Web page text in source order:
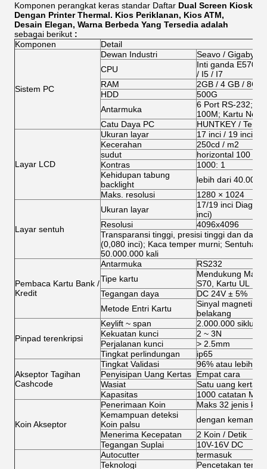
Komponen perangkat keras standar Daftar Dual Screen Kiosk
Dengan Printer Thermal. Kios Periklanan, Kios ATM,
Desain Elegan, Warna Berbeda Yang Tersedia adalah
sebagai berikut :
Komponen
Detail
Sistem PC
Dewan Industri
Seavo / Gigabyte
CPU
Inti ganda E5700
/ I5 / I7
RAM
2GB / 4 GB / 8GB
HDD
500G
Antarmuka
6 Port RS-232; 1
100M; Kartu Net
Catu Daya PC
HUNTKEY /
Layar LCD
Ukuran layar
17 inci / 19 inci
Kecerahan
250cd / m2
sudut
horizontal 100 °
Kontras
1000: 1
Kehidupan tabung
backlight
lebih dari 40.000
Maks. resolusi
1280 × 1024
Layar sentuh
Ukuran layar
17/19 inci
inci)
Resolusi
4096x4096
Transparansi tinggi, presisi tinggi dan daya
(0,080 inci); Kaca temper murni; Sentuhan
50.000.000 kali
Pembaca Kartu Bank /
Kredit
Antarmuka
RS232
Tipe kartu
Mendukung
S70, Kartu UL
Tegangan daya
DC 24V ± 5%
Metode Entri Kartu
Sinyal magnetik,
belakang
Pinpad terenkripsi
Keylift ~ span
2.000.000 siklus
Kekuatan kunci
2 ~ 3N
Perjalanan kunci
> 2.5mm
Tingkat perlindungan
ip65
Akseptor Tagihan
Cashcode
Tingkat Validasi
96% atau lebih
Penyisipan Uang Kertas
Empat cara
Wasiat
Satu uang kertas
Kapasitas
1000 catatan
Koin Akseptor
Penerimaan Koin
Maks 32 jenis
Kemampuan deteksi
Koin palsu
dengan
Menerima Kecepatan
2 Koin / Detik
Tegangan Suplai
10V-16V DC
Autocutter
termasuk
Teknologi
Pencetakan termal